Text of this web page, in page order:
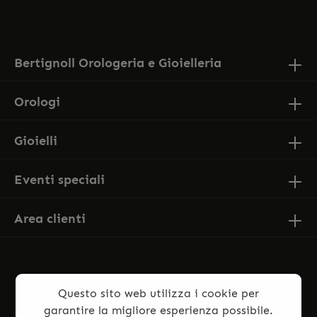
Bertignoll Orologeria e Gioielleria
Orologi
Gioielli
Eventi speciali
Area clienti
Questo sito web utilizza i cookie per
garantire la migliore esperienza possibile.